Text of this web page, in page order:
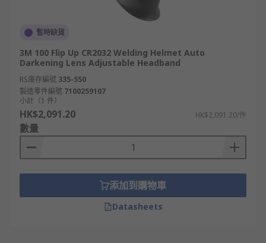
暫時缺貨
3M 100 Flip Up CR2032 Welding Helmet Auto
Darkening Lens Adjustable Headband
RS庫存編號 335-550
製造零件編號 7100259107
小計（1 件）
HK$2,091.20 HK$2,091.20/件
數量
添加到購物車
Datasheets